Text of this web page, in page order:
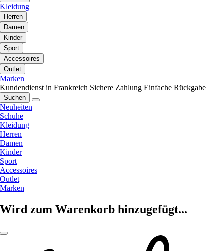
Kleidung
Herren
Damen
Kinder
Sport
Accessoires
Outlet
Marken
Kundendienst in Frankreich Sichere Zahlung Einfache Rückgabe
Suchen
Neuheiten
Schuhe
Kleidung
Herren
Damen
Kinder
Sport
Accessoires
Outlet
Marken
Wird zum Warenkorb hinzugefügt...